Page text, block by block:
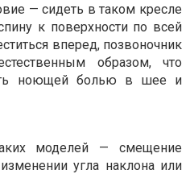
— сидеть в таком кресле
к поверхности по всей
вперед, позвоночник
образом, что
ноющей болью в шее и
моделей — смещение
угла наклона или